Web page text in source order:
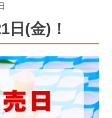
日(金)！